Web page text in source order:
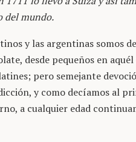
del mundo.
y las argentinas somos
desde pequeños en
pero semejante
y como decíamos al
a cualquier edad